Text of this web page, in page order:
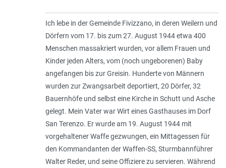
Ich lebe in der Gemeinde Fivizzano, in deren Weilern und
Dörfern vom 17. bis zum 27. August 1944 etwa 400
Menschen massakriert wurden, vor allem Frauen und
Kinder jeden Alters, vom (noch ungeborenen) Baby
angefangen bis zur Greisin. Hunderte von Männern
wurden zur Zwangsarbeit deportiert, 20 Dörfer, 32
Bauernhöfe und selbst eine Kirche in Schutt und Asche
gelegt. Mein Vater war Wirt eines Gasthauses im Dorf
San Terenzo. Er wurde am 19. August 1944 mit
vorgehaltener Waffe gezwungen, ein Mittagessen für
den Kommandanten der Waffen-SS, Sturmbannführer
Walter Reder, und seine Offiziere zu servieren. Während